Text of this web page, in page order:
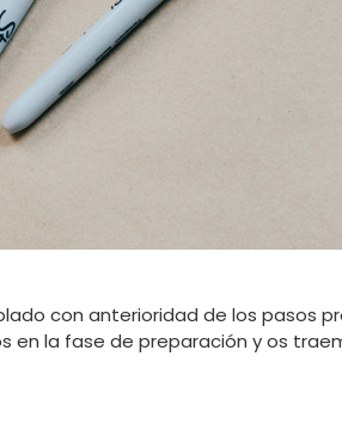
con anterioridad de los pasos
en la fase de preparación y os